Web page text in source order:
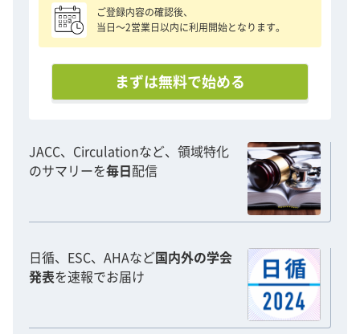
ご登録内容の確認後、
当日〜2営業日以内に利用開始となります。
まずは無料で始める
JACC、Circulationなど、領域特化
のサマリーを毎日 配信
日循、ESC、AHAなど国内外の学会
発表を速報でお届け